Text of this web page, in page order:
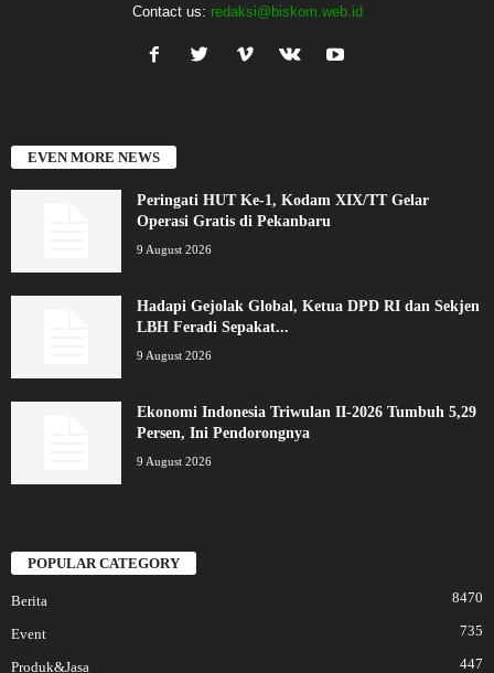
Contact us: redaksi@biskom.web.id
EVEN MORE NEWS
Peringati HUT Ke-1, Kodam XIX/TT Gelar
Operasi Gratis di Pekanbaru
9 August 2026
Hadapi Gejolak Global, Ketua DPD RI dan Sekjen
LBH Feradi Sepakat...
9 August 2026
Ekonomi Indonesia Triwulan II-2026 Tumbuh 5,29
Persen, Ini Pendorongnya
9 August 2026
POPULAR CATEGORY
Berita 8470
Event 735
Produk&Jasa 447